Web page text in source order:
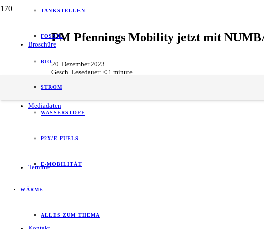
Broschüre
Mediadaten
Termine
TANKSTELLEN
FOSSIL
BIO
STROM
WASSERSTOFF
P2X/E-FUELS
E-MOBILITÄT
WÄRME
ALLES ZUM THEMA
PM Pfennings Mobility jetzt mit
20. Dezember 2023
Gesch. Lesedauer: < 1 minute